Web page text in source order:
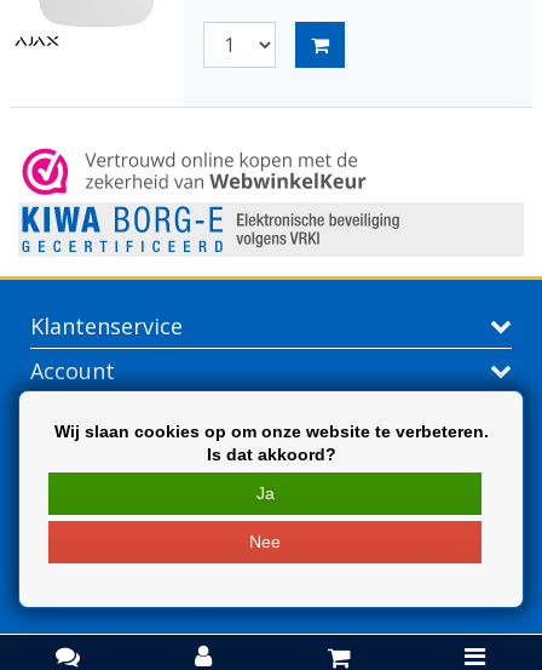
Klantenservice
Account
Wij slaan cookies op om onze website te verbeteren.
Is dat akkoord?
Ja
Nee